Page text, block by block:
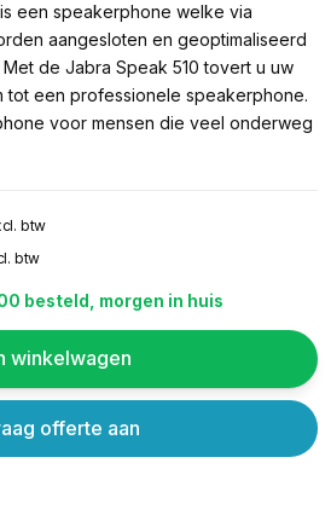
een speakerphone welke via
aangesloten en geoptimaliseerd
de Jabra Speak 510 tovert u uw
tot een professionele speakerphone.
voor mensen die veel onderweg
btw
btw
besteld, morgen in huis
winkelwagen
offerte aan